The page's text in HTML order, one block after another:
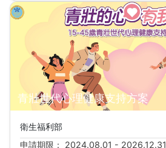
青壯世代心理健康支持方案
衛生福利部
申請期限： 2024.08.01 - 2026.12.31